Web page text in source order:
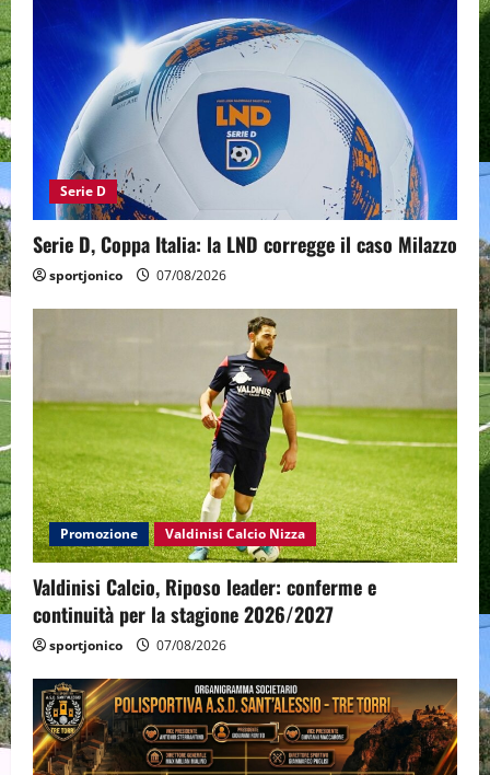
Serie D
Serie D, Coppa Italia: la LND corregge il caso Milazzo
sportjonico 07/08/2026
Promozione Valdinisi Calcio Nizza
Valdinisi Calcio, Riposo leader: conferme e
continuità per la stagione 2026/2027
sportjonico 07/08/2026